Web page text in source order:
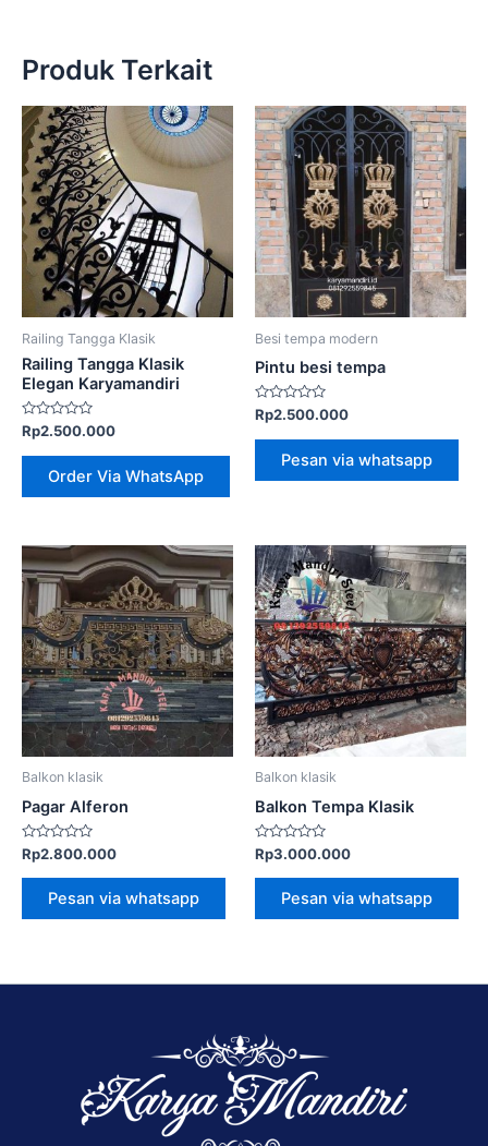
Produk Terkait
Railing Tangga Klasik
Railing Tangga Klasik
Elegan Karyamandiri
Dinilai
dari
Rp2.500.000
Order Via WhatsApp
Besi tempa modern
Pintu besi tempa
Dinilai
dari
Rp2.500.000
Pesan via whatsapp
Balkon klasik
Pagar Alferon
Dinilai
0
dari
Rp2.800.000
Pesan via whatsapp
Balkon klasik
Balkon Tempa Klasik
Dinilai
0
dari
Rp3.000.000
Pesan via whatsapp